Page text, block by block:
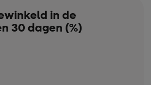
in de
30 dagen (%)